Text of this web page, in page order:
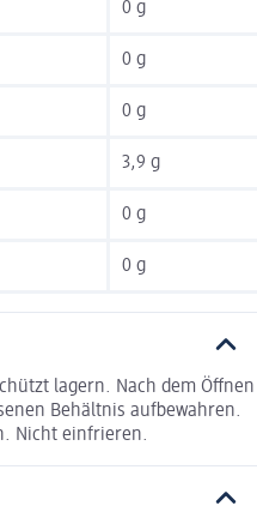
0 g
0 g
0 g
3,9 g
0 g
0 g
lagern. Nach dem Öffnen
Behältnis aufbewahren.
Nicht einfrieren.